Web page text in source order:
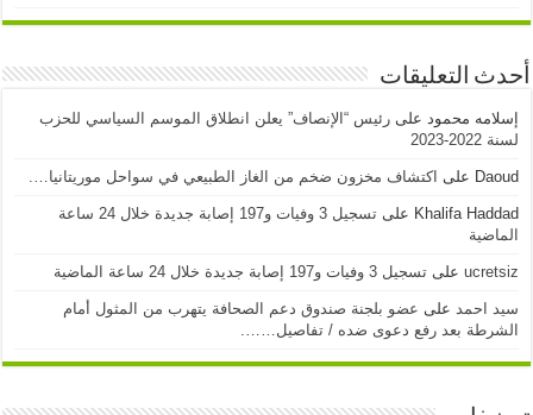
التعليقات
محمودعلى رئيس “الإنصاف” يعلن انطلاق الموسم السياسي للحزب
على اكتشاف مخزون ضخم من الغاز الطبيعي في سواحل موريتانيا….
Khalifaعلى
تسجيل 3 وفيات و197 إصابة جديدة خلال 24 ساعة
على تسجيل 3 وفيات و197 إصابة جديدة خلال 24 ساعة الماضية
احمد على عضو بلجنة صندوق دعم الصحافة يتهرب من المثول أمام
بعد رفع دعوى ضده / تفاصيل…….